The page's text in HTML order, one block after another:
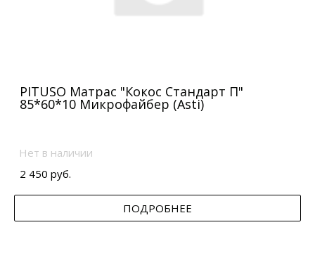
PITUSO Матрас "Кокос Стандарт П"
85*60*10 Микрофайбер (Asti)
Нет в наличии
2 450 руб.
ПОДРОБНЕЕ